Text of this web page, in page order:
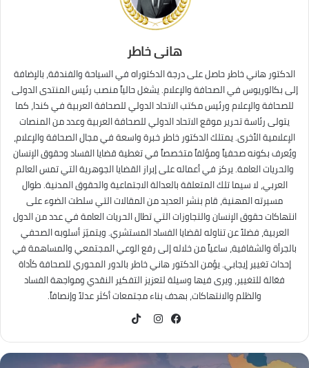
هانى خاطر
الدكتور هاني خاطر حاصل على درجة الدكتوراه في السياحة والفندقة، بالإضافة
إلى بكالوريوس في الصحافة والإعلام. يشغل حالياً منصب رئيس المنتدى الدولى
للصحافة والإعلام ورئيس مكتب الاتحاد الدولي للصحافة العربية في كندا، كما
يتولى رئاسة تحرير موقع الاتحاد الدولي للصحافة العربية وعدد من المنصات
الإعلامية الأخرى. يمتلك الدكتور خاطر خبرة واسعة في مجال الصحافة والإعلام،
ويُعرف بكونه صحفياً ومؤلفاً متخصصاً في تغطية قضايا الفساد وحقوق الإنسان
والحريات العامة. يركز في أعماله على إبراز القضايا الجوهرية التي تمس العالم
العربي، لا سيما تلك المتعلقة بالعدالة الاجتماعية والحقوق المدنية. طوال
مسيرته المهنية، قام بنشر العديد من المقالات التي سلطت الضوء على
انتهاكات حقوق الإنسان والتجاوزات التي تطال الحريات العامة في عدد من الدول
العربية، فضلاً عن تناوله لقضايا الفساد المستشري. ويتميّز أسلوبه الصحفي
بالجرأة والشفافية، ساعياً من خلاله إلى رفع الوعي المجتمعي والمساهمة في
إحداث تغيير إيجابي. يؤمن الدكتور هاني خاطر بالدور المحوري للصحافة كأداة
فعّالة للتغيير، ويرى فيها وسيلة لتعزيز التفكير النقدي ومواجهة الفساد
والظلم والانتهاكات، بهدف بناء مجتمعات أكثر عدلاً وإنصافاً.